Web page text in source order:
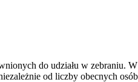
do udziału w zebraniu.
od liczby obecnych